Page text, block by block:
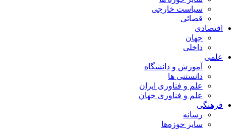
سیاست خارجی
قضائی
اقتصادی
جهان
داخلی
علمی
آموزش و دانشگاه
دانستنی ها
علم و فناوری ایران
علم و فناوری جهان
فرهنگی
رسانه
سایر حوزه‌ها